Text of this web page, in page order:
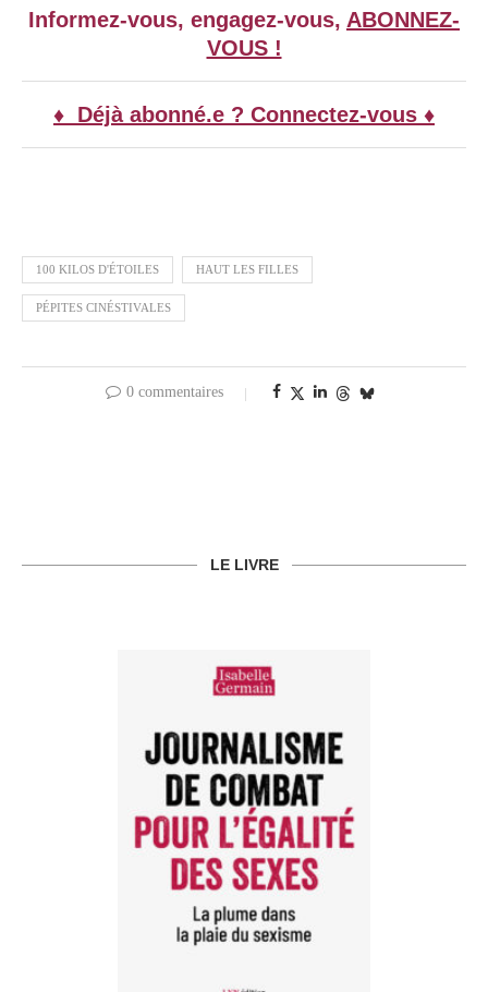
Informez-vous, engagez-vous, ABONNEZ-
VOUS !
♦ Déjà abonné.e ? Connectez-vous ♦
100 KILOS D'ÉTOILES HAUT LES FILLES
PÉPITES CINÉSTIVALES
0 commentaires
LE LIVRE